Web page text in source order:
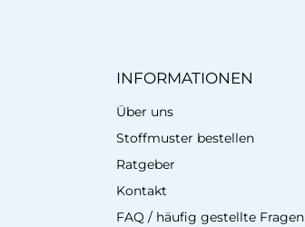
INFORMATIONEN
Über uns
Stoffmuster bestellen
Ratgeber
Kontakt
FAQ / häufig gestellte Fragen